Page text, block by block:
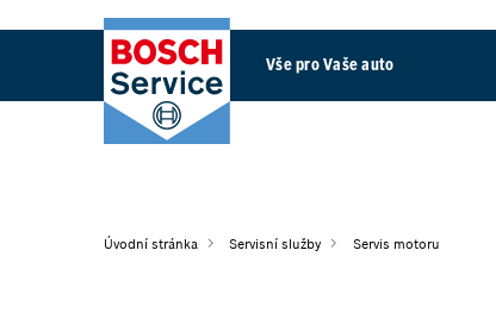
Vše pro Vaše auto
Úvodní stránka Servisní služby Servis motoru